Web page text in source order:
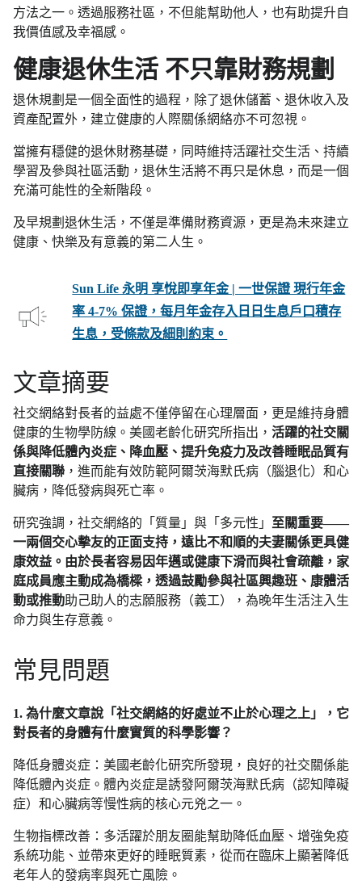
方法之一。透過服務社區，不但能幫助他人，也有助提升自
我價值感及幸福感。
健康退休生活 不只靠財務規劃
退休規劃是一個全面性的過程，除了退休儲蓄、退休收入及
資產配置外，建立健康的人際關係網絡亦不可忽視。
當擁有穩健的退休財務基礎，同時維持活躍社交生活、持續
學習及參與社區活動，退休生活將不再只是休息，而是一個
充滿可能性的全新階段。
及早規劃退休生活，不僅是準備財務資源，更是為未來建立
健康、快樂及有意義的第二人生。
Sun Life 永明 享悅即享年金 | 一世保證 現行年金
率 4-7% 保證，每月年金存入日日生息戶口積存
生息，受條款及細則約束。
文章摘要
社交網絡對長者的益處不僅停留在心理層面，更是維持身體
健康的生物學防線。美國老齡化研究所指出， 活躍的社交關
係與降低體內炎症、降血壓、提升免疫力及改善睡眠品質有
直接關聯 ，進而能有效防範阿爾茨海默氏病（腦退化）和心
臟病，降低發病與死亡率。
研究強調，社交網絡的「質量」與「多元性」 至關重要——
一兩個交心摰友的正面支持，遠比不和順的夫妻關係更具健
康效益。由於長者容易因年邁或健康下滑而與社會疏離，家
庭成員應主動成為橋樑，透過鼓勵參與社區興趣班、康體活
動或推動助己助人的志願服務（義工），為晚年生活注入生
命力與生存意義。
常見問題
1. 為什麼文章說「社交網絡的好處並不止於心理之上」，它
對長者的身體有什麼實質的科學影響？
降低身體炎症：美國老齡化研究所發現，良好的社交關係能
降低體內炎症。體內炎症是誘發阿爾茨海默氏病（認知障礙
症）和心臟病等慢性病的核心元兇之一。
生物指標改善：多活躍於朋友圈能幫助降低血壓、增強免疫
系統功能、並帶來更好的睡眠質素，從而在臨床上顯著降低
老年人的發病率與死亡風險。